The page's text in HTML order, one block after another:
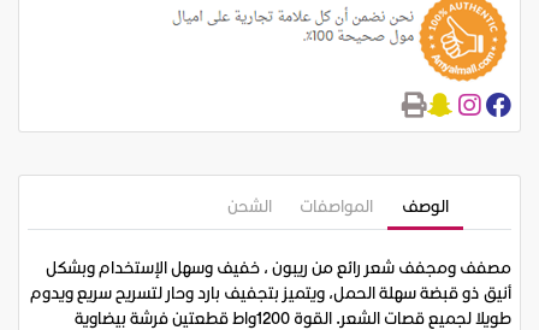
الوصف المواصفات الشحن
مصفف ومجفف شعر رائع من ريبون ، خفيف وسهل الإستخدام وبشكل
أنيق ذو قبضة سهلة الحمل، ويتميز بتجفيف بارد وحار لتسريح سريع ويدوم
طويلا لجميع قصات الشعر. القوة 1200واط قطعتين فرشة بيضاوية